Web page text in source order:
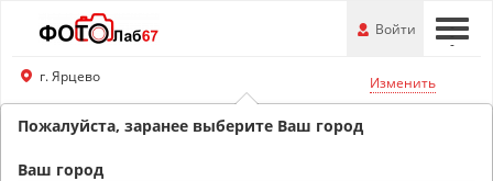
Перейти
основной
информации
---
Войти
г. Ярцево Изменить
Обратный звонок
Пожалуйста, заранее выберите Ваш город
Ваш город